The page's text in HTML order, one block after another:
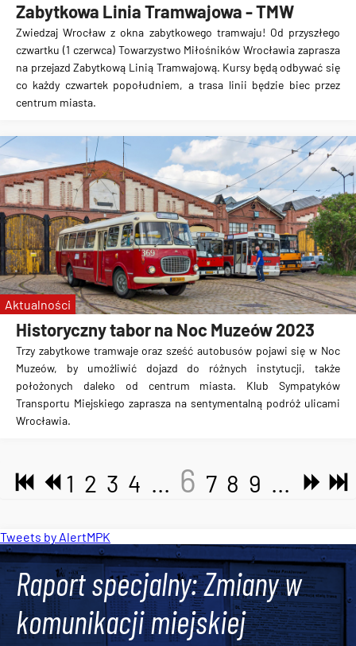
Zabytkowa Linia Tramwajowa - TMW
Zwiedzaj Wrocław z okna zabytkowego tramwaju! Od przyszłego
czwartku (1 czerwca) Towarzystwo Miłośników Wrocławia zaprasza
na przejazd Zabytkową Linią Tramwajową. Kursy będą odbywać się
co każdy czwartek popołudniem, a trasa linii będzie biec przez
centrum miasta.
Historyczny tabor na Noc Muzeów 2023
Trzy zabytkowe tramwaje oraz sześć autobusów pojawi się w Noc
Muzeów, by umożliwić dojazd do różnych instytucji, także
położonych daleko od centrum miasta. Klub Sympatyków
Transportu Miejskiego zaprasza na sentymentalną podróż ulicami
Wrocławia.
Aktualności
1 2 3 4 ... 6 7 8 9 ...
Tweets by AlertMPK
Raport specjalny: Zmiany w
komunikacji miejskiej